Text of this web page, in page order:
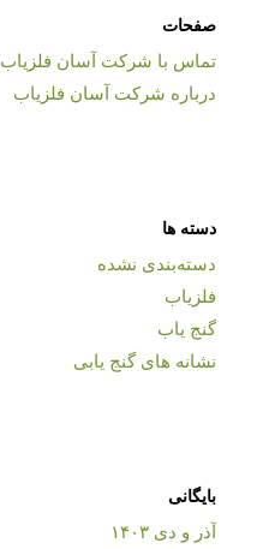
صفحات
تماس با شرکت آسان فلزیاب
درباره شرکت آسان فلزیاب
دسته ها
دسته‌بندی نشده
فلزیاب
گنج یاب
نشانه های گنج یابی
بایگانی
آذر و دی ۱۴۰۳